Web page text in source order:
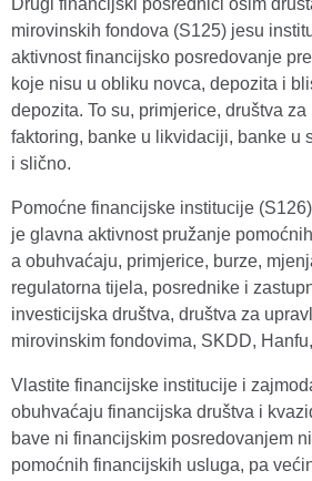
Drugi financijski posrednici osim
mirovinskih fondova (S125) jesu
aktivnost financijsko posredovanje
koje nisu u obliku novca, depozita i
depozita. To su, primjerice, društva
faktoring, banke u likvidaciji, banke u
i slično.
Pomoćne financijske institucije
je glavna aktivnost pružanje
a obuhvaćaju, primjerice, burze,
regulatorna tijela, posrednike i
investicijska društva, društva za
mirovinskim fondovima, SKDD,
Vlastite financijske institucije i
obuhvaćaju financijska društva i
bave ni financijskim posredovanjem
pomoćnih financijskih usluga, pa